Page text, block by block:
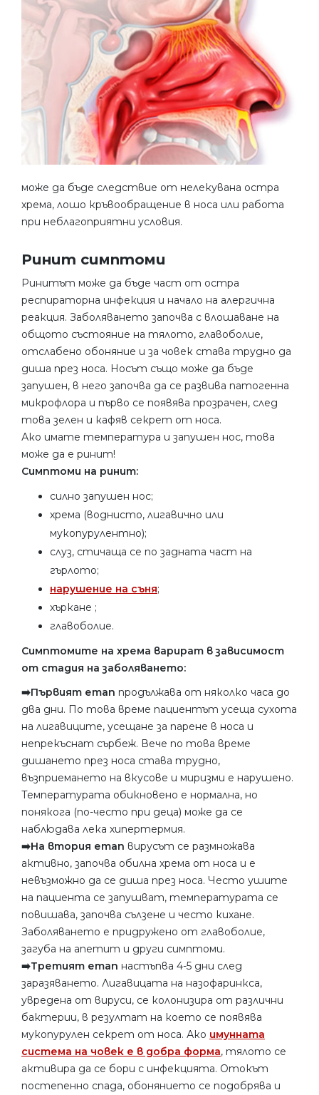
може да бъде следствие от нелекувана остра
хрема, лошо кръвообращение в носа или работа
при неблагоприятни условия.
Ринит симптоми
Ринитът може да бъде част от остра
респираторна инфекция и начало на алергична
реакция. Заболяването започва с влошаване на
общото състояние на тялото, главоболие,
отслабено обоняние и за човек става трудно да
диша през носа. Носът също може да бъде
запушен, в него започва да се развива патогенна
микрофлора и първо се появява прозрачен, след
това зелен и кафяв секрет от носа.
Ако имате температура и запушен нос, това
може да е ринит!
Симптоми на ринит:
силно запушен нос;
хрема (воднисто, лигавично или
мукопурулентно);
слуз, стичаща се по задната част на
гърлото;
нарушение на съня;
хъркане ;
главоболие.
Симптомите на хрема варират в зависимост
от стадия на заболяването:
➡️Първият етап продължава от няколко часа до
два дни. По това време пациентът усеща сухота
на лигавиците, усещане за парене в носа и
непрекъснат сърбеж. Вече по това време
дишането през носа става трудно,
възприемането на вкусове и миризми е нарушено.
Температурата обикновено е нормална, но
понякога (по-често при деца) може да се
наблюдава лека хипертермия.
➡️На втория етап вирусът се размножава
активно, започва обилна хрема от носа и е
невъзможно да се диша през носа. Често ушите
на пациента се запушват, температурата се
повишава, започва сълзене и често кихане.
Заболяването е придружено от главоболие,
загуба на апетит и други симптоми.
➡️Третият етап настъпва 4-5 дни след
заразяването. Лигавицата на назофаринкса,
увредена от вируси, се колонизира от различни
бактерии, в резултат на което се появява
мукопурулен секрет от носа. Ако имунната
система на човек е в добра форма, тялото се
активира да се бори с инфекцията. Отокът
постепенно спада, обонянието се подобрява и